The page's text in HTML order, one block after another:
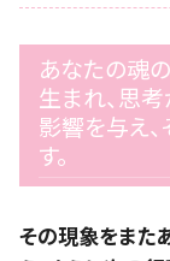
あなたの魂
生まれ、思
影響を与え
す。
その現象をまた